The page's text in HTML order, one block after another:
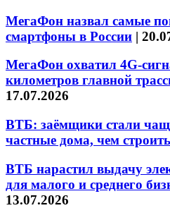
МегаФон назвал самые
смартфоны в России |
МегаФон охватил 4G-
километров главной
17.07.2026
ВТБ: заёмщики стали
частные дома, чем строить
ВТБ нарастил выдачу
для малого и среднего
13.07.2026